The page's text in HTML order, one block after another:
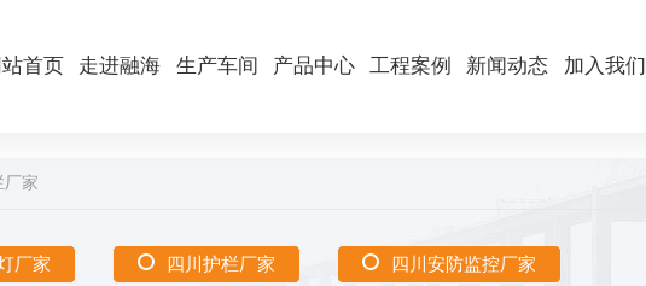
站首页 走进融海 生产车间 产品中心 工程案例 新闻动态 加入我们
厂家
厂家 四川护栏厂家 四川安防监控厂家